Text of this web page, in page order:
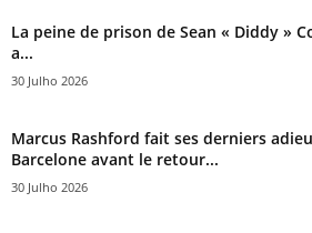
La peine de prison de Sean « Diddy »
a...
30 Julho 2026
Marcus Rashford fait ses derniers
Barcelone avant le retour...
30 Julho 2026